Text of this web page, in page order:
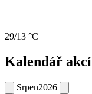
29/13 °C
Kalendář akcí
Srpen2026